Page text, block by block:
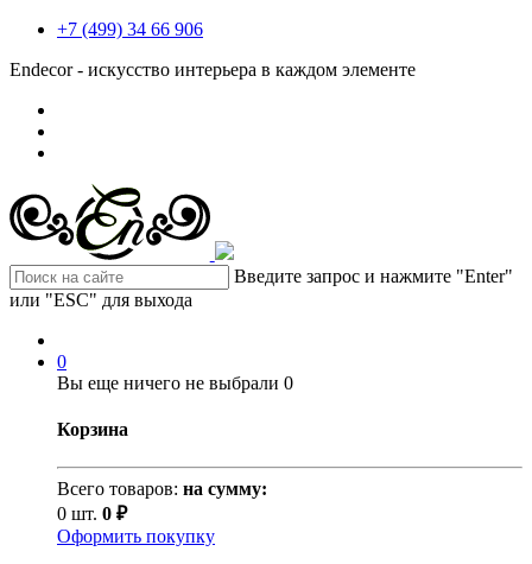
+7 (499) 34 66 906
Endecor - искусство интерьера в каждом элементе
Введите запрос и нажмите "Enter"
или "ESC" для выхода
0
Вы еще ничего не выбрали 0
Корзина
Всего товаров: на сумму:
0 шт. 0 ₽
Оформить покупку